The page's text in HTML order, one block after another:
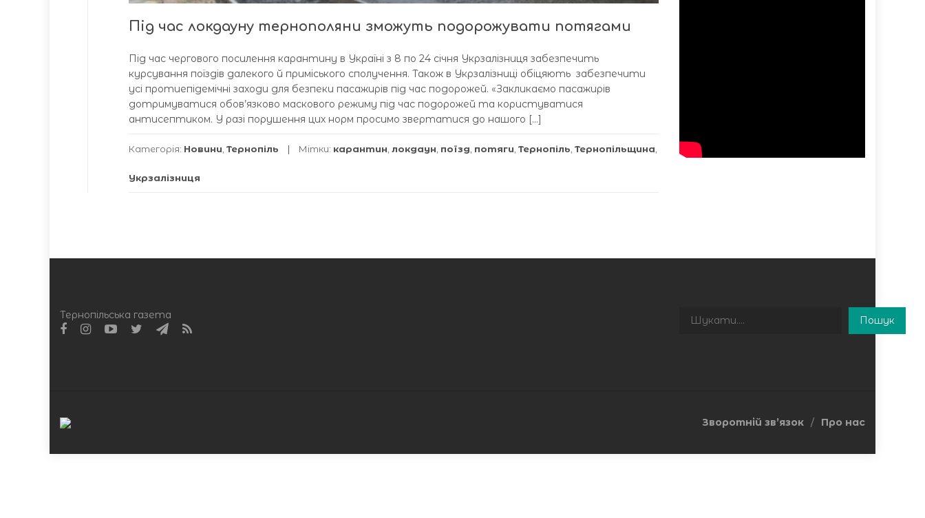
Під час локдауну тернополяни зможуть подорожувати потягами
Під час чергового посилення карантину в Україні з 8 по 24 січня Укрзалізниця забезпечить
курсування поїздів далекого й приміського сполучення. Також в Укрзалізниці обіцяють забезпечити
усі протиепідемічні заходи для безпеки пасажирів під час подорожей. «Закликаємо пасажирів
дотримуватися обов’язково маскового режиму під час подорожей та користуватися
антисептиком. У разі порушення цих норм просимо звертатися до нашого […]
Категорія: Новини Тернопіль Мітки: карантин локдаун поїзд потяги Тернопіль Тернопільщина
Укрзалізниця
Тернопільська газета Пошук
Пошук
Зворотній зв’язок Про нас